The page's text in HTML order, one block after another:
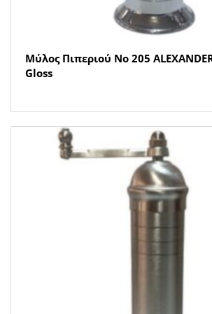
Μύλος Πιπεριού Νο 205
Gloss